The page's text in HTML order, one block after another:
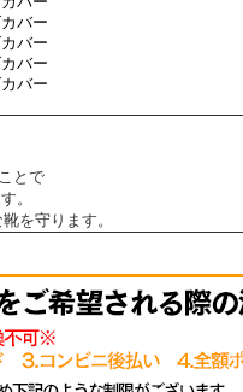
とで
。
を守ります。